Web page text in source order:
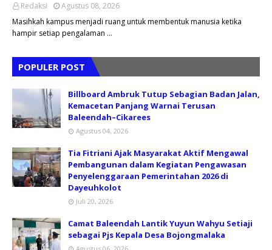
Redaksi
Agustus 08, 2026
Masihkah kampus menjadi ruang untuk membentuk manusia ketika
hampir setiap pengalaman …
POPULER POST
Billboard Ambruk Tutup Sebagian Badan Jalan,
Kemacetan Panjang Warnai Terusan
Baleendah–Cikarees
Agustus 04, 2026
Tia Fitriani Ajak Masyarakat Aktif Mengawal
Pembangunan dalam Kegiatan Pengawasan
Penyelenggaraan Pemerintahan 2026 di
Dayeuhkolot
Juli 20, 2026
Camat Baleendah Lantik Yuyun Wahyu Setiaji
sebagai Pjs Kepala Desa Bojongmalaka